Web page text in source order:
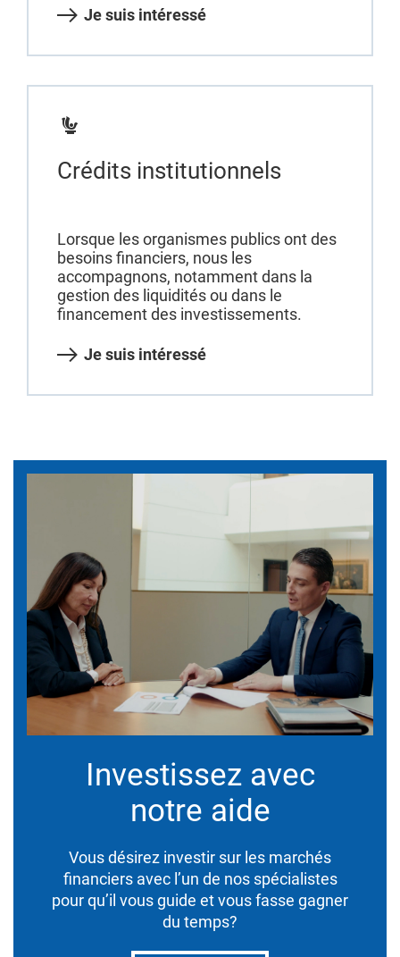
Je suis intéressé
Crédits institutionnels
Lorsque les organismes publics ont des
besoins financiers, nous les
accompagnons, notamment dans la
gestion des liquidités ou dans le
financement des investissements.
Je suis intéressé
Investissez avec
notre aide
Vous désirez investir sur les marchés
financiers avec l’un de nos spécialistes
pour qu’il vous guide et vous fasse gagner
du temps?